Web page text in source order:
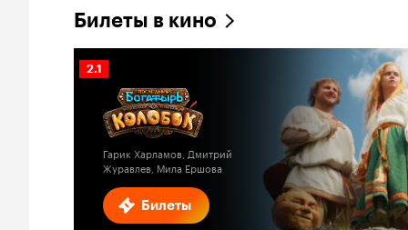
Билеты в кино
Билеты
Рейтинг
Кинопоиска
2.1
Гарик Харламов, Дмитрий
Журавлев, Мила Ершова